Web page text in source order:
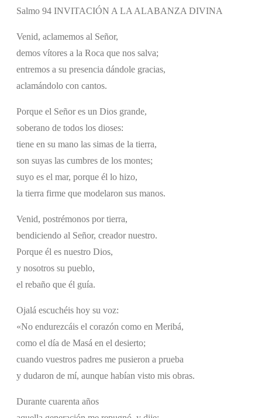
Salmo 94 INVITACIÓN A LA ALABANZA DIVINA
Venid, aclamemos al Señor,
demos vítores a la Roca que nos salva;
entremos a su presencia dándole gracias,
aclamándolo con cantos.
Porque el Señor es un Dios grande,
soberano de todos los dioses:
tiene en su mano las simas de la tierra,
son suyas las cumbres de los montes;
suyo es el mar, porque él lo hizo,
la tierra firme que modelaron sus manos.
Venid, postrémonos por tierra,
bendiciendo al Señor, creador nuestro.
Porque él es nuestro Dios,
y nosotros su pueblo,
el rebaño que él guía.
Ojalá escuchéis hoy su voz:
«No endurezcáis el corazón como en Meribá,
como el día de Masá en el desierto;
cuando vuestros padres me pusieron a prueba
y dudaron de mí, aunque habían visto mis obras.
Durante cuarenta años